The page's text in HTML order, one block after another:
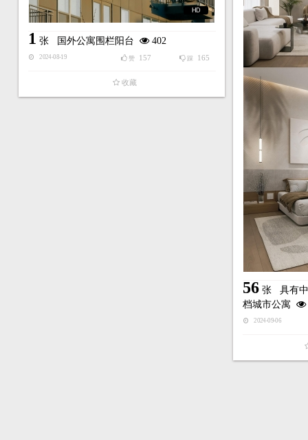
56张 具有
档城市公寓
2024-09-06
HD
1 张 国外公寓围栏阳台 402
2024-08-19 踩 165
赞 157
收藏